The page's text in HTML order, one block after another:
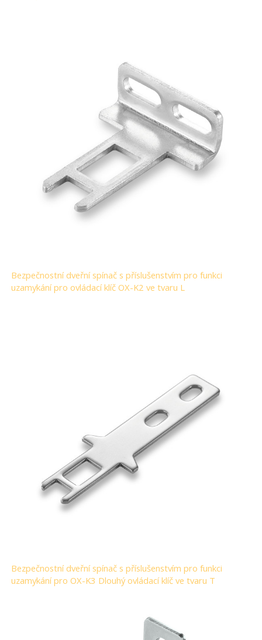
Bezpečnostní dveřní spínač s příslušenstvím pro funkci
uzamykání pro ovládací klíč OX-K2 ve tvaru L
Bezpečnostní dveřní spínač s příslušenstvím pro funkci
uzamykání pro OX-K3 Dlouhý ovládací klíč ve tvaru T